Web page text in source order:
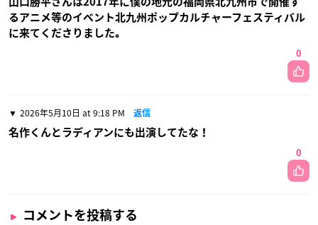
るアニメ等のイベント北九州ポップカルチャーフェスティバル
に来てくださりました｡
0
2026年5月10日 at 9:18 PM 返信
名作くんとラディアンにも出演してたな！
0
コメントを投稿する